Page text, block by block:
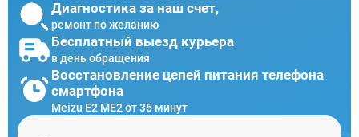
Диагностика за наш счет,
ремонт по желанию
Бесплатный выезд курьера
в день обращения
Восстановление цепей питания телефона
смартфона
Meizu E2 ME2 от 35 минут